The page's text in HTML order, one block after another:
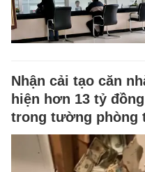
Nhận cải tạo căn
hiện hơn 13 tỷ
trong tường phòng